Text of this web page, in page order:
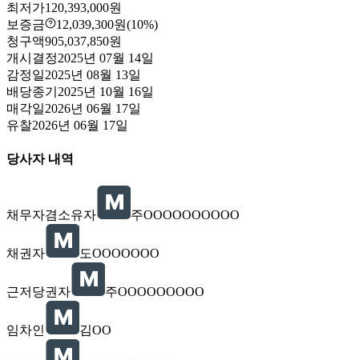
최저가120,393,000원
보증금
12,039,300원(10%)
청구액905,037,850원
개시결정2025년 07월 14일
감정일2025년 08월 13일
배당종기 2025년 10월 16일
매각일2026년 06월 17일
유찰2026년 06월 17일
당사자 내역
채무자겸소유자 주OOOOOOOOOO
채권자 도OOOOOOO
근저당권자 주OOOOOOOOO
임차인 김OO